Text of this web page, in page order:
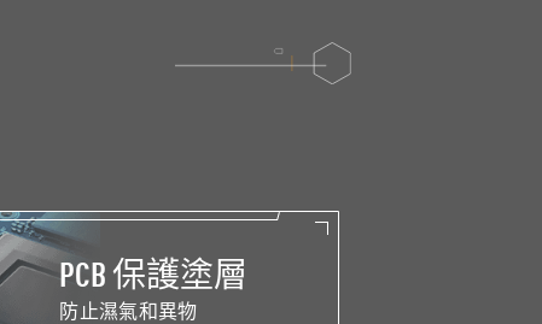
PCB 保護塗層
防止濕氣和異物